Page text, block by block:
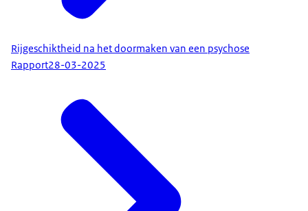
Rijgeschiktheid na het doormaken van een psychose
Rapport28-03-2025